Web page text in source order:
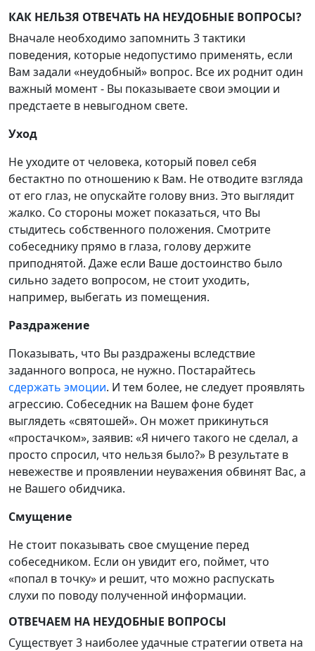
КАК НЕЛЬЗЯ ОТВЕЧАТЬ НА НЕУДОБНЫЕ ВОПРОСЫ?
Вначале необходимо запомнить 3 тактики
поведения, которые недопустимо применять, если
Вам задали «неудобный» вопрос. Все их роднит один
важный момент - Вы показываете свои эмоции и
предстаете в невыгодном свете.
Уход
Не уходите от человека, который повел себя
бестактно по отношению к Вам. Не отводите взгляда
от его глаз, не опускайте голову вниз. Это выглядит
жалко. Со стороны может показаться, что Вы
стыдитесь собственного положения. Смотрите
собеседнику прямо в глаза, голову держите
приподнятой. Даже если Ваше достоинство было
сильно задето вопросом, не стоит уходить,
например, выбегать из помещения.
Раздражение
Показывать, что Вы раздражены вследствие
заданного вопроса, не нужно. Постарайтесь
сдержать эмоции. И тем более, не следует проявлять
агрессию. Собеседник на Вашем фоне будет
выглядеть «святошей». Он может прикинуться
«простачком», заявив: «Я ничего такого не сделал, а
просто спросил, что нельзя было?» В результате в
невежестве и проявлении неуважения обвинят Вас, а
не Вашего обидчика.
Смущение
Не стоит показывать свое смущение перед
собеседником. Если он увидит его, поймет, что
«попал в точку» и решит, что можно распускать
слухи по поводу полученной информации.
ОТВЕЧАЕМ НА НЕУДОБНЫЕ ВОПРОСЫ
Существует 3 наиболее удачные стратегии ответа на